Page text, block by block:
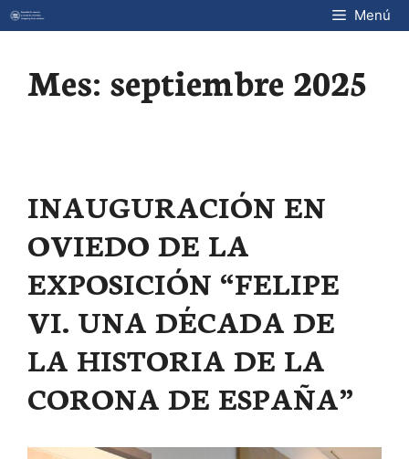
Saltar
al
Menú
Mes: septiembre 2025
INAUGURACIÓN EN
OVIEDO DE LA
EXPOSICIÓN “FELIPE
VI. UNA DÉCADA DE
LA HISTORIA DE LA
CORONA DE ESPAÑA”